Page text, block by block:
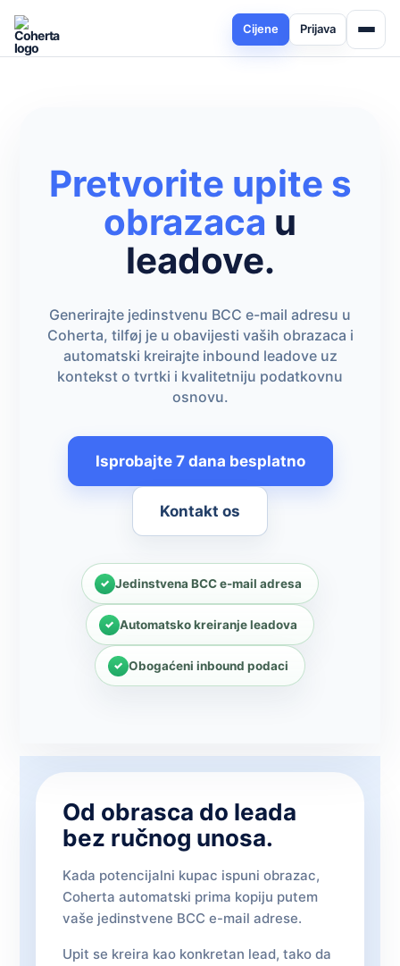
Cijene Prijava
Pretvorite upite s
obrazaca u
leadove.
Generirajte jedinstvenu BCC e-mail adresu u
Coherta, tilføj je u obavijesti vaših obrazaca i
automatski kreirajte inbound leadove uz
kontekst o tvrtki i kvalitetniju podatkovnu
osnovu.
Isprobajte 7 dana besplatno
Kontakt os
Jedinstvena BCC e-mail adresa
Automatsko kreiranje leadova
Obogaćeni inbound podaci
Od obrasca do leada
bez ručnog unosa.
Kada potencijalni kupac ispuni obrazac,
Coherta automatski prima kopiju putem
vaše jedinstvene BCC e-mail adrese.
Upit se kreira kao konkretan lead, tako da